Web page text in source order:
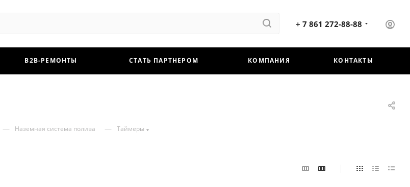
+ 7 861 272-88-88
B2B-РЕМОНТЫ СТАТЬ ПАРТНЕРОМ КОМПАНИЯ КОНТАКТЫ
— Наземная система полива — Таймеры